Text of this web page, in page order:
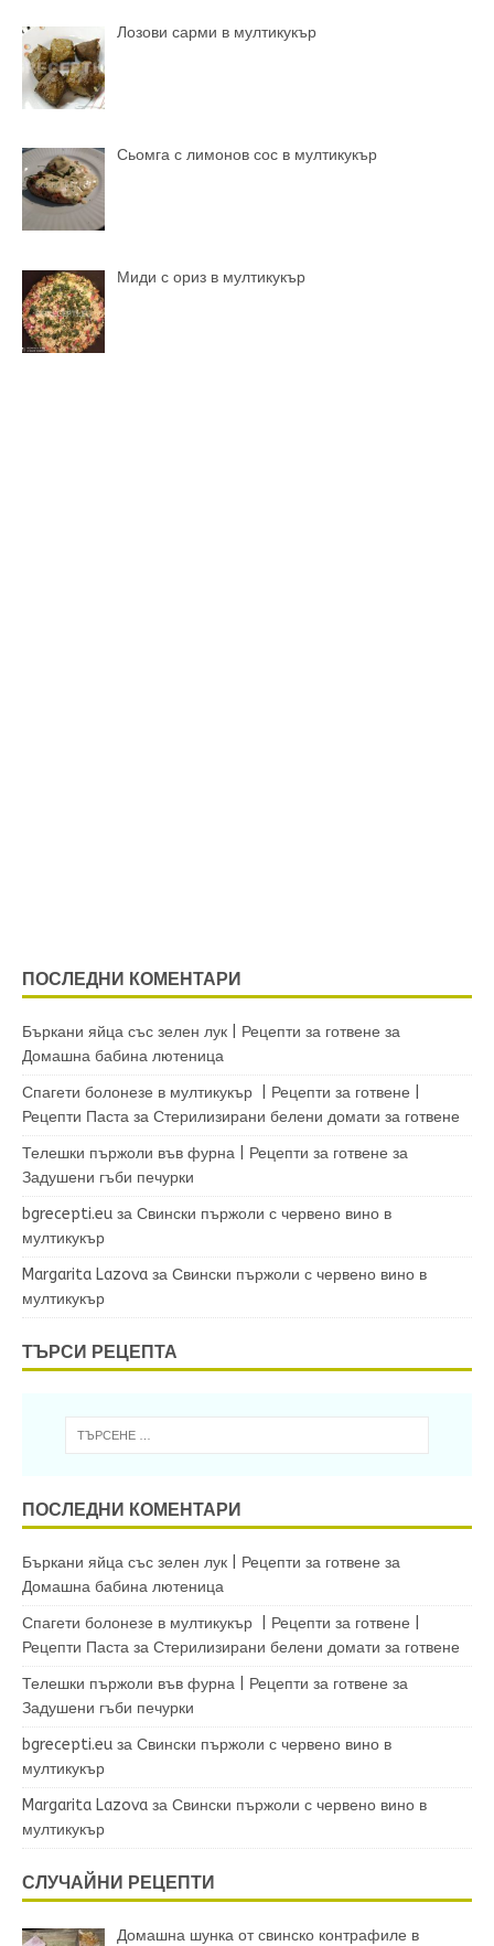
Лозови сарми в мултикукър
Сьомга с лимонов сос в мултикукър
Миди с ориз в мултикукър
ПОСЛЕДНИ КОМЕНТАРИ
Бъркани яйца със зелен лук | Рецепти за готвене за
Домашна бабина лютеница
Спагети болонезе в мултикукър | Рецепти за готвене |
Рецепти Паста за Стерилизирани белени домати за готвене
Телешки пържоли във фурна | Рецепти за готвене за
Задушени гъби печурки
bgrecepti.eu за Свински пържоли с червено вино в
мултикукър
Margarita Lazova за Свински пържоли с червено вино в
мултикукър
ТЪРСИ РЕЦЕПТА
ПОСЛЕДНИ КОМЕНТАРИ
Бъркани яйца със зелен лук | Рецепти за готвене за
Домашна бабина лютеница
Спагети болонезе в мултикукър | Рецепти за готвене |
Рецепти Паста за Стерилизирани белени домати за готвене
Телешки пържоли във фурна | Рецепти за готвене за
Задушени гъби печурки
bgrecepti.eu за Свински пържоли с червено вино в
мултикукър
Margarita Lazova за Свински пържоли с червено вино в
мултикукър
СЛУЧАЙНИ РЕЦЕПТИ
Домашна шунка от свинско контрафиле в